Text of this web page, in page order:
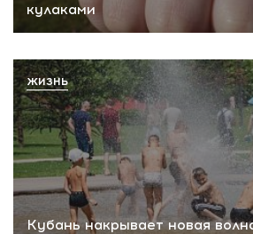
кулаками
Кубань накрывает новая
ЖИЗНЬ